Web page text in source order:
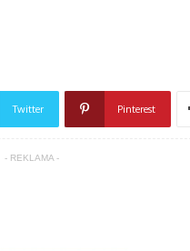
Twitter Pinterest
- REKLAMA -